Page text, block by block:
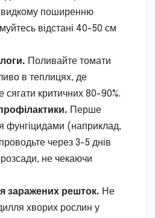
поширенню
відстані 40-50 см
Поливайте томати
в теплицях, де
сягати критичних 80-90%.
Перше
фунгіцидами (наприклад,
через 3-5 днів
не чекаючи
заражених решток. Не
хворих рослин у